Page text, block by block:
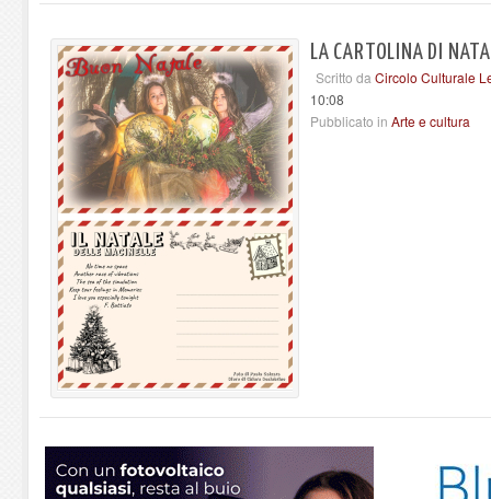
LA CARTOLINA DI
Scritto da Circolo Culturale
10:08
Pubblicato in Arte e cultura